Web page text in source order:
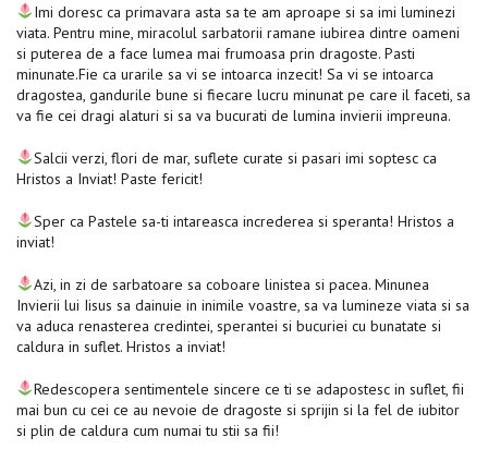
Imi doresc ca primavara asta sa te am aproape si sa imi luminezi
viata. Pentru mine, miracolul sarbatorii ramane iubirea dintre oameni
si puterea de a face lumea mai frumoasa prin dragoste. Pasti
minunate.Fie ca urarile sa vi se intoarca inzecit! Sa vi se intoarca
dragostea, gandurile bune si fiecare lucru minunat pe care il faceti, sa
va fie cei dragi alaturi si sa va bucurati de lumina invierii impreuna.
Salcii verzi, flori de mar, suflete curate si pasari imi soptesc ca
Hristos a Inviat! Paste fericit!
Sper ca Pastele sa-ti intareasca increderea si speranta! Hristos a
inviat!
Azi, in zi de sarbatoare sa coboare linistea si pacea. Minunea
Invierii lui Iisus sa dainuie in inimile voastre, sa va lumineze viata si sa
va aduca renasterea credintei, sperantei si bucuriei cu bunatate si
caldura in suflet. Hristos a inviat!
Redescopera sentimentele sincere ce ti se adapostesc in suflet, fii
mai bun cu cei ce au nevoie de dragoste si sprijin si la fel de iubitor
si plin de caldura cum numai tu stii sa fii!